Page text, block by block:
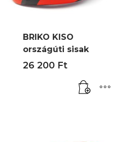
BRIKO KISO
országúti sisak
26 200 Ft